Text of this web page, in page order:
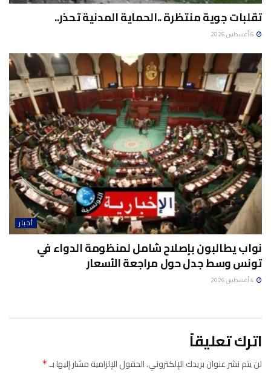
تقلبات جوية منتظرة ..الحماية المدنية تحذر..
أخبار
نواب يطالبون بإصلاح شامل لمنظومة الدواء في
تونس وسط جدل حول مراجعة الأسعار
اترك تعليقاً
لن يتم نشر عنوان بريدك الإلكتروني.الحقول الإلزامية مشار إليها بـ*